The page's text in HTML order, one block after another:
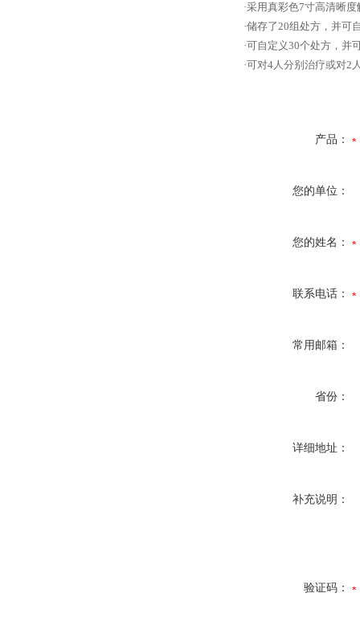
·采用真彩色7寸高清晰
·储存了20组处方，并可
·可自定义30个处方，并
·可对4人分别治疗或对2
产品：
您的单位：
您的姓名：
联系电话：
常用邮箱：
省份：
详细地址：
补充说明：
验证码：